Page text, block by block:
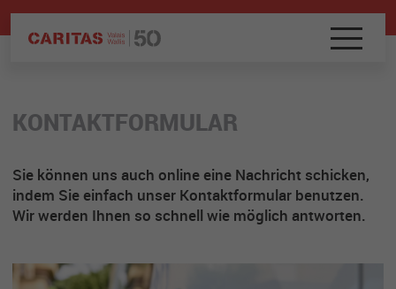
KONTAKTFORMULAR
Sie können uns auch online eine Nachricht schicken,
indem Sie einfach unser Kontaktformular benutzen.
Wir werden Ihnen so schnell wie möglich antworten.